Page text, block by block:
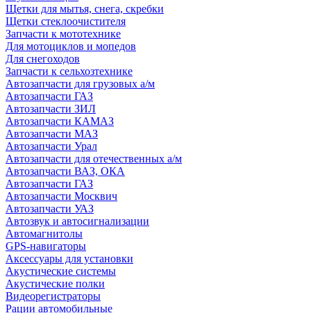
Щетки для мытья, снега, скребки
Щетки стеклоочистителя
Запчасти к мототехнике
Для мотоциклов и мопедов
Для снегоходов
Запчасти к сельхозтехнике
Автозапчасти для грузовых а/м
Автозапчасти ГАЗ
Автозапчасти ЗИЛ
Автозапчасти КАМАЗ
Автозапчасти МАЗ
Автозапчасти Урал
Автозапчасти для отечественных а/м
Автозапчасти ВАЗ, ОКА
Автозапчасти ГАЗ
Автозапчасти Москвич
Автозапчасти УАЗ
Автозвук и автосигнализации
Автомагнитолы
GPS-навигаторы
Аксессуары для установки
Акустические системы
Акустические полки
Видеорегистраторы
Рации автомобильные